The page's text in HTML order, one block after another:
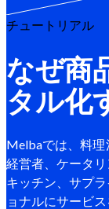
チュートリアル
なぜ商
タル化
Melbaでは、料
経営者、ケータ
キッチン、サプ
ョナルにサービス